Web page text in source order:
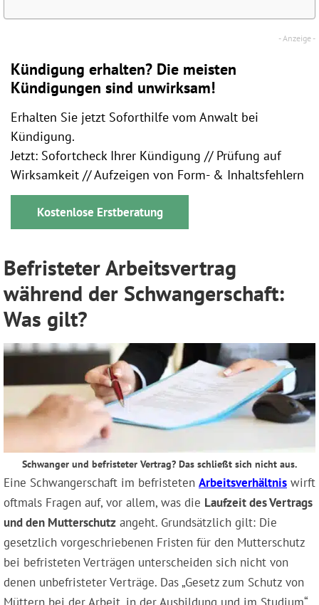
Kündigung erhalten? Die meisten
Kündigungen sind unwirksam!
Erhalten Sie jetzt Soforthilfe vom Anwalt bei
Kündigung.
Jetzt: Sofortcheck Ihrer Kündigung // Prüfung auf
Wirksamkeit // Aufzeigen von Form- & Inhaltsfehlern
Kostenlose Erstberatung
Befristeter Arbeitsvertrag
während der Schwangerschaft:
Was gilt?
Schwanger und befristeter Vertrag? Das schließt sich nicht aus.
Eine Schwangerschaft im befristeten Arbeitsverhältnis wirft
oftmals Fragen auf, vor allem, was die Laufzeit des Vertrags
und den Mutterschutz angeht. Grundsätzlich gilt: Die
gesetzlich vorgeschriebenen Fristen für den Mutterschutz
bei befristeten Verträgen unterscheiden sich nicht von
denen unbefristeter Verträge. Das „Gesetz zum Schutz von